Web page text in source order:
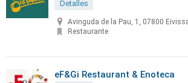
Detalles
Avinguda de la Pau, 1, 07800
Restaurante
eF&Gi Restaurant & Enoteca